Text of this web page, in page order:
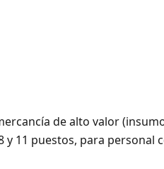
de alto valor
y 11 puestos, para